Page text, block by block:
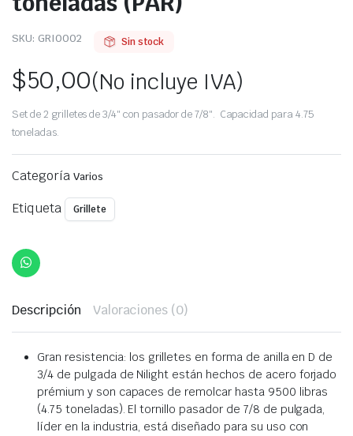
SKU: GRI0002 Sin stock
$50,00(No incluye IVA)
Set de 2 grilletes de 3/4″ con pasador de 7/8″. Capacidad para 4.75
toneladas.
Categoría Varios
Etiqueta Grillete
Descripción Valoraciones (0)
Gran resistencia: los grilletes en forma de anilla en D de
3/4 de pulgada de Nilight están hechos de acero forjado
prémium y son capaces de remolcar hasta 9500 libras
(4.75 toneladas). El tornillo pasador de 7/8 de pulgada,
líder en la industria, está diseñado para su uso con